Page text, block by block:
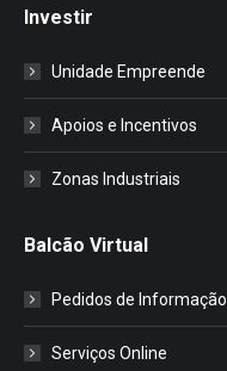
Investir
Unidade Empreende
Apoios e Incentivos
Zonas Industriais
Balcão Virtual
Pedidos de Informação
Serviços Online